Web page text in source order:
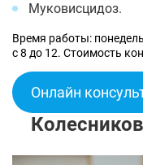
Муковисцидоз.
Время работы:
с 8 до 12. Стоимость
Онлайн